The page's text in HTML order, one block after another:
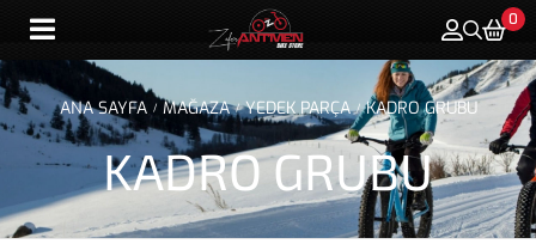
0
KADRO GRUBU
ANA SAYFA / MAĞAZA / YEDEK PARÇA / KADRO GRUBU